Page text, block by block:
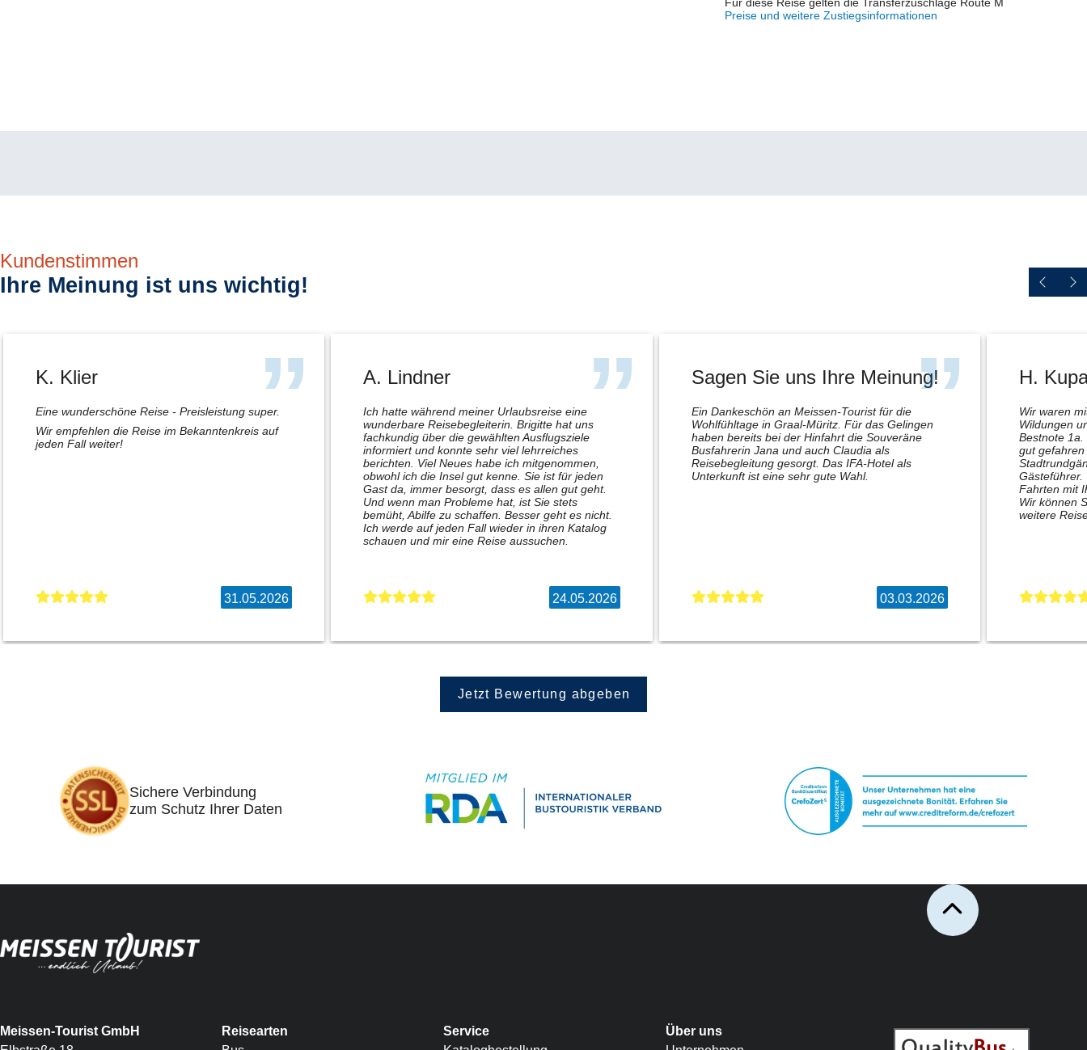
Preise und weitere Zustiegsinformationen
Kundenstimmen
Ihre Meinung ist uns wichtig!
K. Klier
Eine wunderschöne Reise - Preisleistung super.
Wir empfehlen die Reise im Bekanntenkreis auf
jeden Fall weiter!
31.05.2026
A. Lindner
Ich hatte während meiner Urlaubsreise eine
wunderbare Reisebegleiterin. Brigitte hat uns
fachkundig über die gewählten Ausflugsziele
informiert und konnte sehr viel lehrreiches
berichten. Viel Neues habe ich mitgenommen,
obwohl ich die Insel gut kenne. Sie ist für jeden
Gast da, immer besorgt, dass es allen gut geht.
Und wenn man Probleme hat, ist Sie stets
bemüht, Abilfe zu schaffen. Besser geht es nicht.
Ich werde auf jeden Fall wieder in ihren Katalog
schauen und mir eine Reise aussuchen.
24.05.2026
Sagen Sie uns Ihre Meinung!
Ein Dankeschön an Meissen-Tourist für die
Wohlfühltage in Graal-Müritz. Für das Gelingen
haben bereits bei der Hinfahrt die Souveräne
Busfahrerin Jana und auch Claudia als
Reisebegleitung gesorgt. Das IFA-Hotel als
Unterkunft ist eine sehr gute Wahl.
03.03.2026
H.
Wir waren
Wildungen
Bestnote
gut
Gästeführer.
Fahrten mit
Wir können
weitere
Jetzt Bewertung abgeben
Sichere Verbindung
zum Schutz Ihrer Daten
Meissen-Tourist GmbH
Reisearten
Service
Über uns